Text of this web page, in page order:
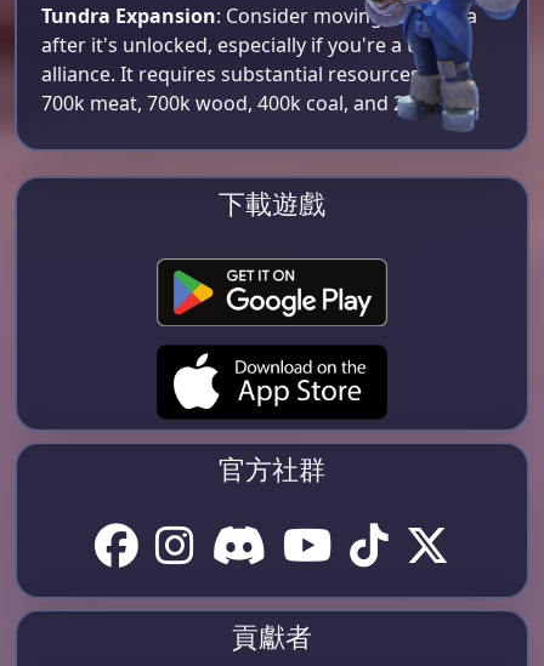
Tundra Expansion: Consider moving to Tundra
after it's unlocked, especially if you're a top
alliance. It requires substantial resources like
700k meat, 700k wood, 400k coal, and 200k iron​
下載遊戲
官方社群
貢獻者